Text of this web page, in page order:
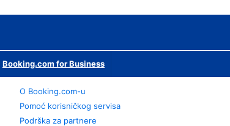
Booking.com for Business
О Booking.com-u
Pomoć korisničkog servisa
Podrška za partnere